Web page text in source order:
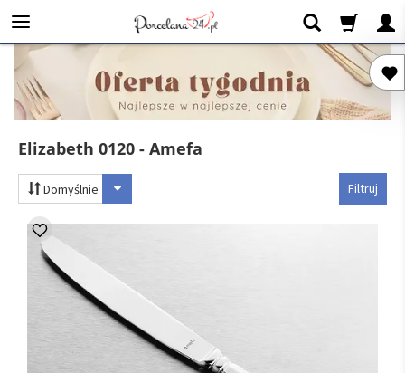
Elizabeth 0120 - Amefa
Filtruj
Domyślnie